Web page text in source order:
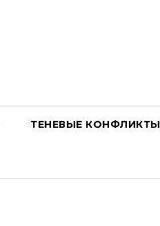
ТЕНЕВЫЕ КОНФЛИКТЫ